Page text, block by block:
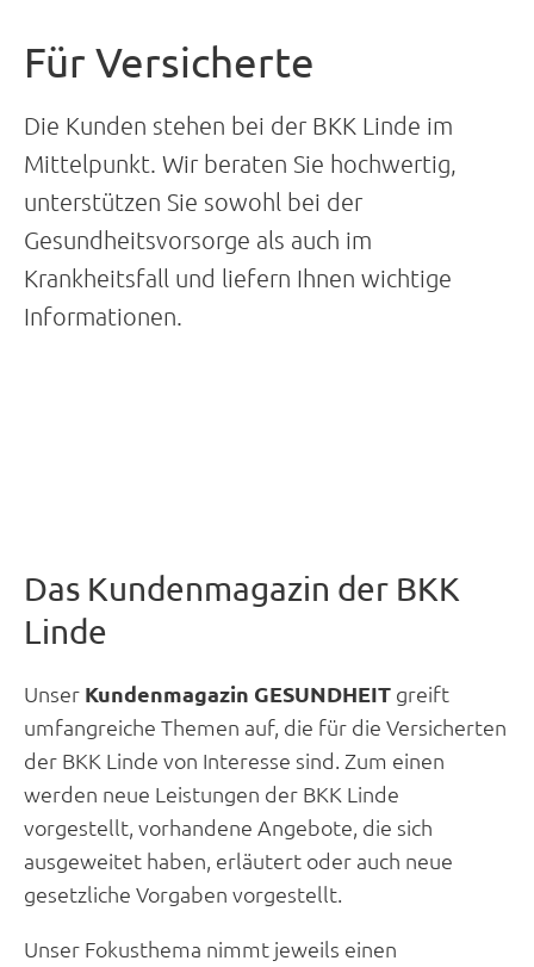
Für Versicherte
Die Kunden stehen bei der BKK Linde im
Mittelpunkt. Wir beraten Sie hochwertig,
unterstützen Sie sowohl bei der
Gesundheitsvorsorge als auch im
Krankheitsfall und liefern Ihnen wichtige
Informationen.
Das Kundenmagazin der BKK
Linde
Unser Kundenmagazin GESUNDHEIT greift
umfangreiche Themen auf, die für die Versicherten
der BKK Linde von Interesse sind. Zum einen
werden neue Leistungen der BKK Linde
vorgestellt, vorhandene Angebote, die sich
ausgeweitet haben, erläutert oder auch neue
gesetzliche Vorgaben vorgestellt.
Unser Fokusthema nimmt jeweils einen